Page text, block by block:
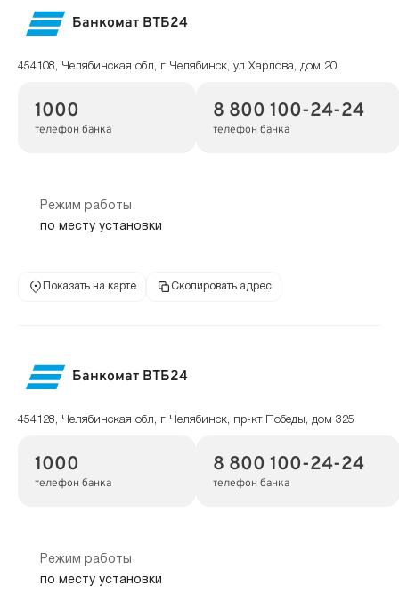
Банкомат ВТБ24
454108, Челябинская обл, г Челябинск, ул Харлова, дом 20
1000
телефон банка
8 800 100-24-24
телефон банка
Режим работы
по месту установки
Показать на карте Скопировать адрес
Банкомат ВТБ24
454128, Челябинская обл, г Челябинск, пр-кт Победы, дом 325
1000
телефон банка
8 800 100-24-24
телефон банка
Режим работы
по месту установки